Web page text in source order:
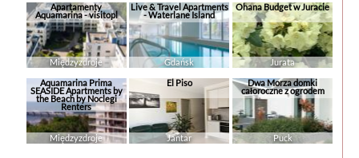
Apartamenty
Aquamarina - visitopl
Międzyzdroje
Live & Travel Apartments
- Waterlane Island
Gdańsk
Ohana Budget w Juracie
Jurata
Aquamarina Prima
SEASIDE Apartments by
the Beach by Noclegi
Renters
Międzyzdroje
El Piso
Jantar
Dwa Morza domki
całoroczne z ogrodem
Puck